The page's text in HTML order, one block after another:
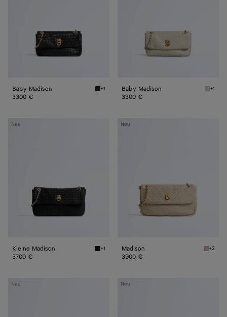
Baby Madison Black Baby Madison
+1
3300 €
Baby Madison Silica
+1
3300 €
Neu
Kleine
Kleine Madison Black Kleine Madison
+1
3700 €
Neu
Madison
Madison Ecru
+3
3900 €
Neu
Mini
Neu
Mini